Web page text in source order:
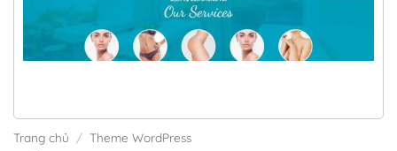
Trang chủ / Theme WordPress